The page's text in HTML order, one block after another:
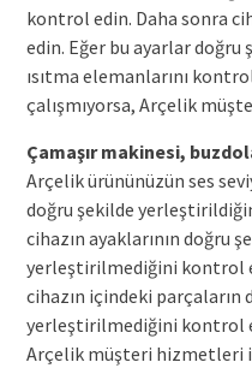
kontrol edin. Daha sonra
edin. Eğer bu ayarlar doğru
ısıtma elemanlarını
çalışmıyorsa, Arçelik
Çamaşır makinesi,
Arçelik ürününüzün ses
doğru şekilde
cihazın ayaklarının doğru
yerleştirilmediğini kontrol
cihazın içindeki
yerleştirilmediğini kontrol
Arçelik müşteri hizmetleri